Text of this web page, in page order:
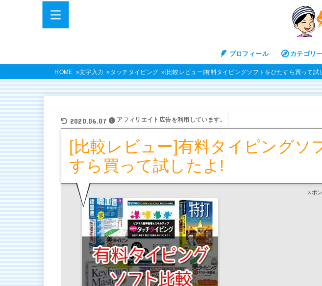
プロフィール カテゴリ
HOME 文字入力 タッチタイピング [比較レビュー]有料タイピングソフトをひたすら買って試
2020.06.07 アフィリエイト広告を利用しています。
[比較レビュー]有料タイピングソ
すら買って試したよ!
スポ